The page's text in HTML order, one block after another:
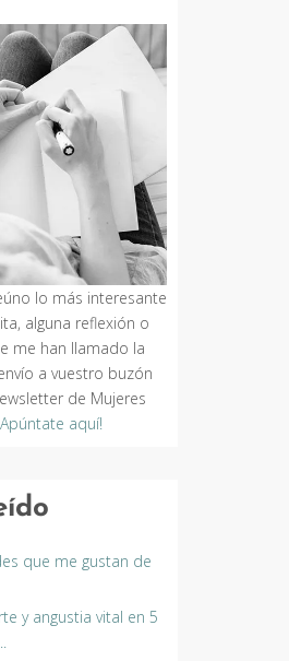
lo más interesante
alguna reflexión o
me han llamado la
a vuestro buzón
de Mujeres
aquí!
que me gustan de
y angustia vital en 5